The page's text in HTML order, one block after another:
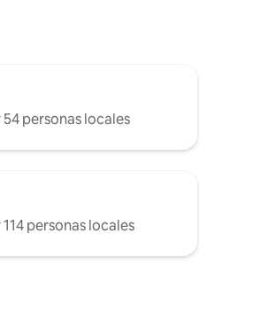
personas locales
personas locales